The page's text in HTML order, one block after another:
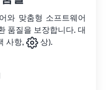
와 맞춤형 소프트웨어
품질을 보장합니다. 대
사항,
상).